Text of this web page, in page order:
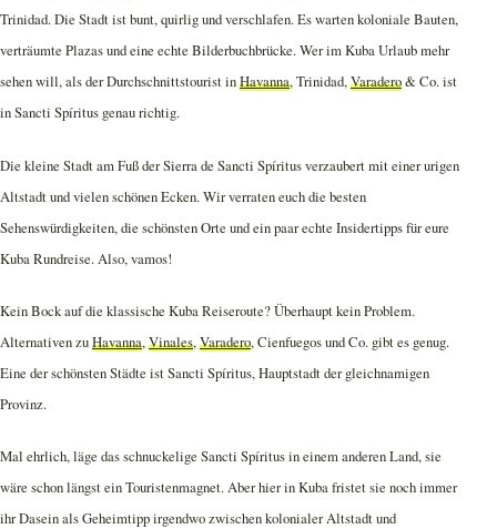
Trinidad. Die Stadt ist bunt, quirlig und verschlafen. Es warten koloniale Bauten,
verträumte Plazas und eine echte Bilderbuchbrücke. Wer im Kuba Urlaub mehr
sehen will, als der Durchschnittstourist inHavanna, Trinidad,Varadero& Co. ist
in Sancti Spíritus genau richtig.
Die kleine Stadt am Fuß der Sierra de Sancti Spíritus verzaubert mit einer urigen
Altstadt und vielen schönen Ecken. Wir verraten euch die besten
Sehenswürdigkeiten, die schönsten Orte und ein paar echte Insidertipps für eure
Kuba Rundreise. Also, vamos!
Kein Bock auf die klassische Kuba Reiseroute? Überhaupt kein Problem.
Alternativen zuHavanna,Vinales,Varadero, Cienfuegos und Co. gibt es genug.
Eine der schönsten Städte ist Sancti Spíritus, Hauptstadt der gleichnamigen
Provinz.
Mal ehrlich, läge das schnuckelige Sancti Spíritus in einem anderen Land, sie
wäre schon längst ein Touristenmagnet. Aber hier in Kuba fristet sie noch immer
ihr Dasein als Geheimtipp irgendwo zwischen kolonialer Altstadt und